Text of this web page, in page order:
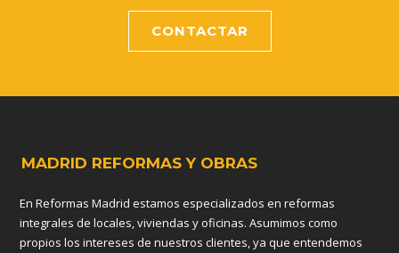
CONTACTAR
MADRID REFORMAS Y OBRAS
En Reformas Madrid estamos especializados en reformas
integrales de locales, viviendas y oficinas. Asumimos como
propios los intereses de nuestros clientes, ya que entendemos